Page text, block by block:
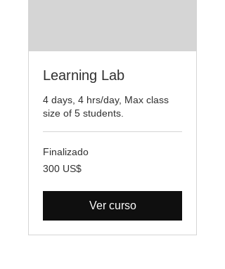
Learning Lab
4 days, 4 hrs/day, Max class
size of 5 students.
Finalizado
300
dólares
300 US$
Ver curso